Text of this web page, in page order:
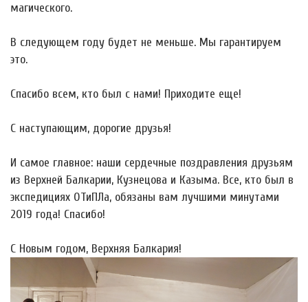
магического.
В следующем году будет не меньше. Мы гарантируем
это.
Спасибо всем, кто был с нами! Приходите еще!
С наступающим, дорогие друзья!
И самое главное: наши сердечные поздравления друзьям
из Верхней Балкарии, Кузнецова и Казыма. Все, кто был в
экспедициях ОТиПЛа, обязаны вам лучшими минутами
2019 года! Спасибо!
С Новым годом, Верхняя Балкария!